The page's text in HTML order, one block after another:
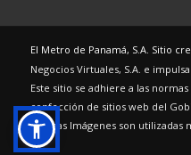
El Metro de Panamá, S.A. Sitio
Negocios Virtuales, S.A. e
Este sitio se adhiere a las
confección de sitios web del
Algunas Imágenes son utilizadas